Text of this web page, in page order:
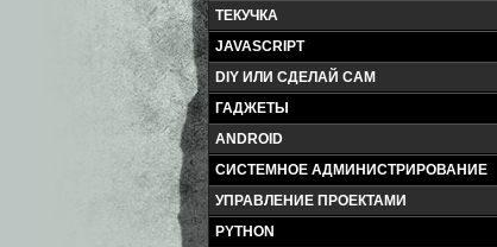
ТЕКУЧКА
JAVASCRIPT
DIY ИЛИ СДЕЛАЙ САМ
ГАДЖЕТЫ
ANDROID
СИСТЕМНОЕ АДМИНИСТРИРОВАНИЕ
УПРАВЛЕНИЕ ПРОЕКТАМИ
PYTHON